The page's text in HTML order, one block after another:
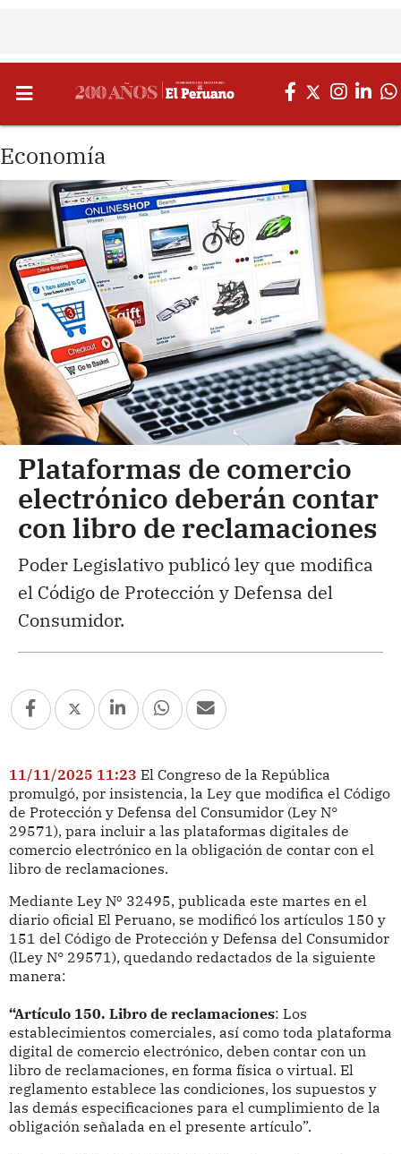
Economía
Plataformas de comercio
electrónico deberán contar
con libro de reclamaciones
Poder Legislativo publicó ley que modifica
el Código de Protección y Defensa del
Consumidor.
11/11/2025 11:23 El Congreso de la República
promulgó, por insistencia, la Ley que modifica el Código
de Protección y Defensa del Consumidor (Ley N°
29571), para incluir a las plataformas digitales de
comercio electrónico en la obligación de contar con el
libro de reclamaciones.
Mediante Ley Nº 32495, publicada este martes en el
diario oficial El Peruano, se modificó los artículos 150 y
151 del Código de Protección y Defensa del Consumidor
(lLey N° 29571), quedando redactados de la siguiente
manera:
“Artículo 150. Libro de reclamaciones: Los
establecimientos comerciales, así como toda plataforma
digital de comercio electrónico, deben contar con un
libro de reclamaciones, en forma física o virtual. El
reglamento establece las condiciones, los supuestos y
las demás especificaciones para el cumplimiento de la
obligación señalada en el presente artículo”.